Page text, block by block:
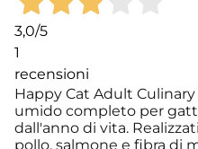
3,0/5
1
recensioni
Happy Cat Adult
umido completo per
dall'anno di vita.
pollo, salmone e fibra di